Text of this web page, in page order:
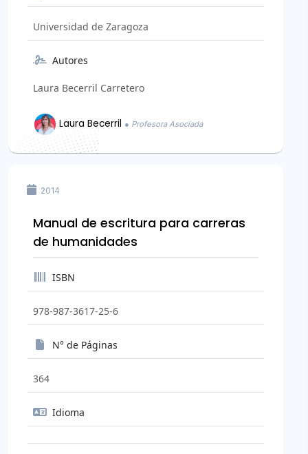
Universidad de Zaragoza
Autores
Laura Becerril Carretero
Laura Becerril ● Profesora Asociada
2014
Manual de escritura para carreras
de humanidades
ISBN
978-987-3617-25-6
N° de Páginas
364
Idioma